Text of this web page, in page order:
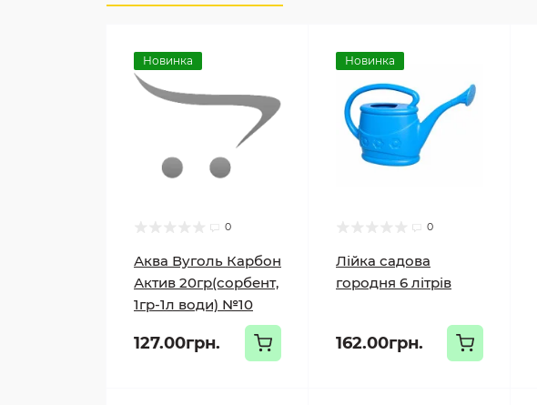
Новинка
0
Аква Вуголь Карбон
Актив 20гр(сорбент,
1гр-1л води) №10
127.00грн.
Новинка
0
Лійка садова
городня 6 літрів
162.00грн.